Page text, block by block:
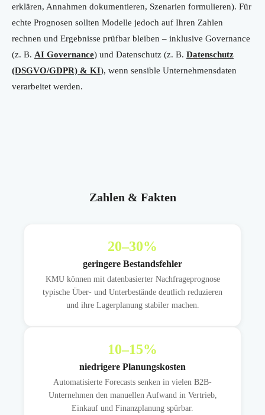
erklären, Annahmen dokumentieren, Szenarien formulieren). Für
echte Prognosen sollten Modelle jedoch auf Ihren Zahlen
rechnen und Ergebnisse prüfbar bleiben – inklusive Governance
(z. B. AI Governance) und Datenschutz (z. B. Datenschutz
(DSGVO/GDPR) & KI), wenn sensible Unternehmensdaten
verarbeitet werden.
Zahlen & Fakten
20–30%
geringere Bestandsfehler
KMU können mit datenbasierter Nachfrageprognose
typische Über- und Unterbestände deutlich reduzieren
und ihre Lagerplanung stabiler machen.
10–15%
niedrigere Planungskosten
Automatisierte Forecasts senken in vielen B2B-
Unternehmen den manuellen Aufwand in Vertrieb,
Einkauf und Finanzplanung spürbar.